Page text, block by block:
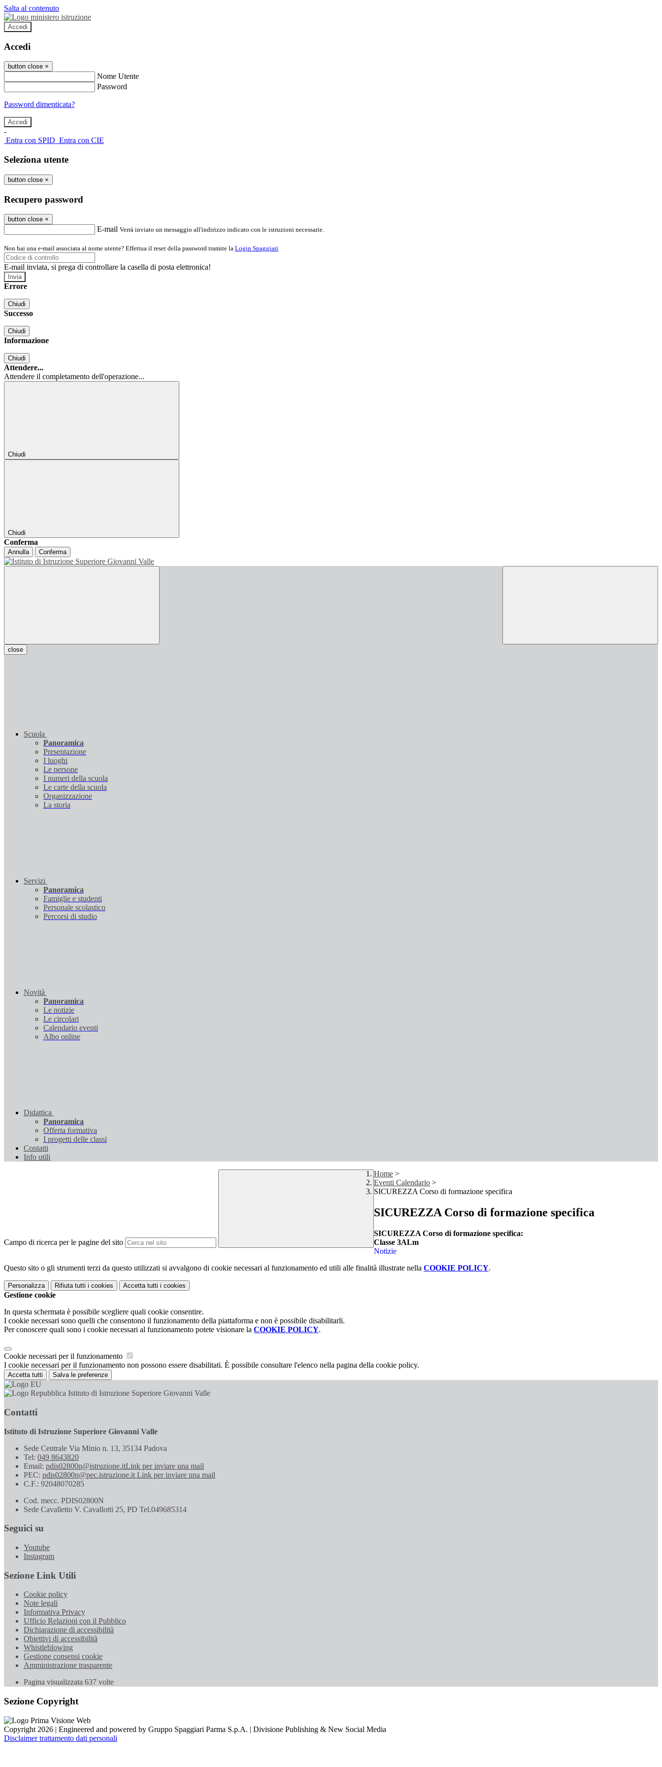
Salta al contenuto
Accedi
Accedi
button close ×
Nome Utente
Password
Password dimenticata?
-
Entra con SPID Entra con CIE
Seleziona utente
button close ×
Recupero password
button close ×
E-mail Verrà inviato un messaggio all'indirizzo indicato con le istruzioni necessarie.
Non hai una e-mail associata al nome utente? Effettua il reset della password tramite la Login Spaggiari
E-mail inviata, si prega di controllare la casella di posta elettronica!
Errore
Chiudi
Successo
Chiudi
Informazione
Chiudi
Attendere...
Attendere il completamento dell'operazione...
Chiudi
Chiudi
Conferma
Annulla Conferma
close
Scuola
Panoramica
Presentazione
I luoghi
Le persone
I numeri della scuola
Le carte della scuola
Organizzazione
La storia
Servizi
Panoramica
Famiglie e studenti
Personale scolastico
Percorsi di studio
Novità
Panoramica
Le notizie
Le circolari
Calendario eventi
Albo online
Didattica
Panoramica
Offerta formativa
I progetti delle classi
Contatti
Info utili
Campo di ricerca per le pagine del sito
Home >
Eventi Calendario >
SICUREZZA Corso di formazione specifica
SICUREZZA Corso di formazione specifica
SICUREZZA Corso di formazione specifica:
Classe 3ALm
Notizie
Questo sito o gli strumenti terzi da questo utilizzati si avvalgono di cookie necessari al funzionamento ed utili alle finalità illustrate nella COOKIE POLICY.
Personalizza Rifiuta tutti i cookies Accetta tutti i cookies
Gestione cookie
In questa schermata è possibile scegliere quali cookie consentire.
I cookie necessari sono quelli che consentono il funzionamento della piattaforma e non è possibile disabilitarli.
Per conoscere quali sono i cookie necessari al funzionamento potete visionare la COOKIE POLICY.
Cookie necessari per il funzionamento
I cookie necessari per il funzionamento non possono essere disabilitati. È possibile consultare l'elenco nella pagina della cookie policy.
Accetta tutti Salva le preferenze
Istituto di Istruzione Superiore Giovanni Valle
Contatti
Istituto di Istruzione Superiore Giovanni Valle
Sede Centrale Via Minio n. 13, 35134 Padova
Tel: 049 8643820
Email: pdis02800n@istruzione.itLink per inviare una mail
PEC: pdis02800n@pec.istruzione.it Link per inviare una mail
C.F.: 92048070285
Cod. mecc. PDIS02800N
Sede Cavalletto V. Cavallotti 25, PD Tel.049685314
Seguici su
Youtube
Instagram
Sezione Link Utili
Cookie policy
Note legali
Informativa Privacy
Ufficio Relazioni con il Pubblico
Dichiarazione di accessibilità
Obiettivi di accessibilità
Whistleblowing
Gestione consensi cookie
Amministrazione trasparente
Pagina visualizzata 637 volte
Sezione Copyright
Copyright 2026 | Engineered and powered by Gruppo Spaggiari Parma S.p.A. | Divisione Publishing & New Social Media
Disclaimer trattamento dati personali